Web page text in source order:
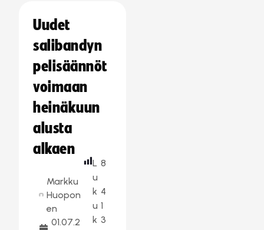
Uudet
salibandyn
pelisäännöt
voimaan
heinäkuun
alusta
alkaen
Markku
Huopon
en
01.07.2
L
u
k
u
k
8
4
1
3